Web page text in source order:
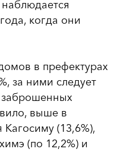
когда они
в префектурах
за ними следует
заброшенных
выше в
(13,6%),
(по 12,2%) и